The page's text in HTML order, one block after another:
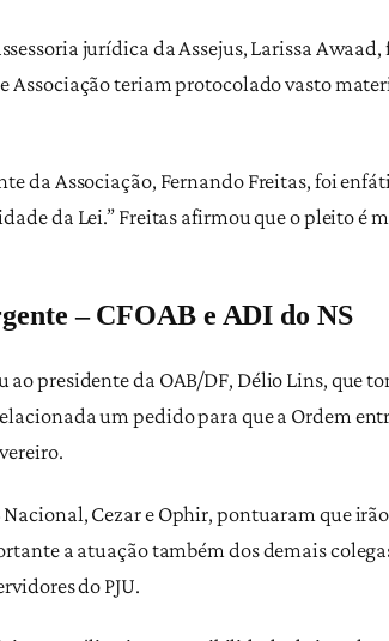
jurídica da Assejus, Larissa
e Associação teriam protocolado vasto
da Associação, Fernando Freitas, foi
da Lei.” Freitas afirmou que o pleito é
– CFOAB e ADI do NS
presidente da OAB/DF, Délio Lins, que
um pedido para que a Ordem
Nacional, Cezar e Ophir, pontuaram que
a atuação também dos demais
do PJU.